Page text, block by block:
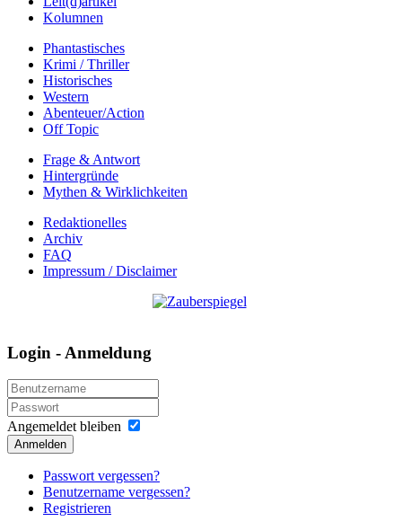
Kolumnen
Phantastisches
Krimi / Thriller
Historisches
Western
Abenteuer/Action
Off Topic
Frage & Antwort
Hintergründe
Mythen & Wirklichkeiten
Redaktionelles
Archiv
FAQ
Impressum / Disclaimer
Login - Anmeldung
Angemeldet bleiben
Anmelden
Passwort vergessen?
Benutzername vergessen?
Registrieren